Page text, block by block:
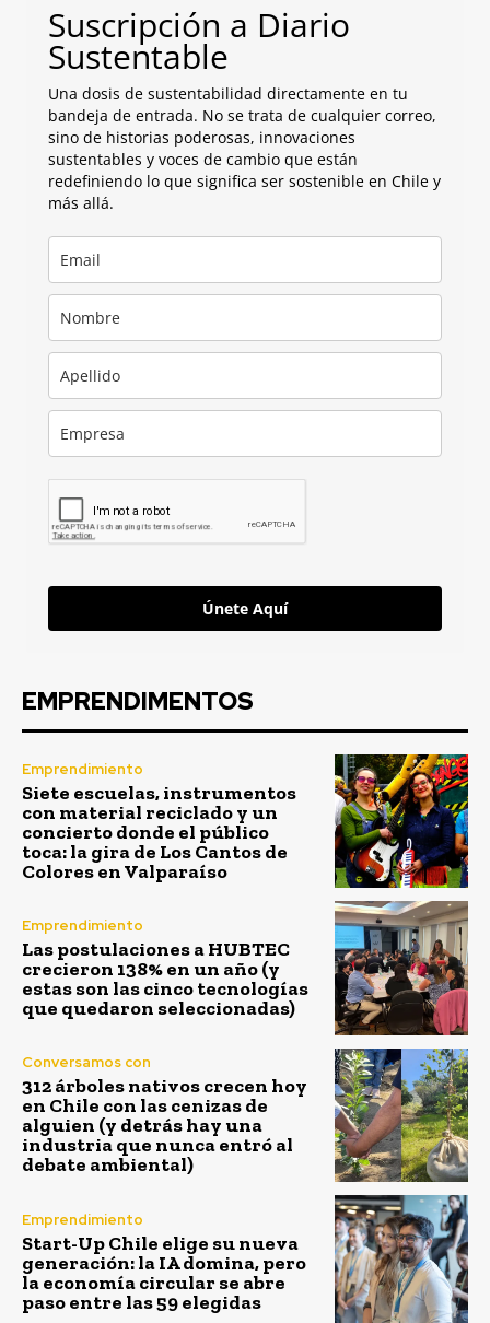
Suscripción a Diario
Sustentable
Una dosis de sustentabilidad directamente en tu
bandeja de entrada. No se trata de cualquier correo,
sino de historias poderosas, innovaciones
sustentables y voces de cambio que están
redefiniendo lo que significa ser sostenible en Chile y
más allá.
Únete Aquí
EMPRENDIMENTOS
Emprendimiento
Siete escuelas, instrumentos
con material reciclado y un
concierto donde el público
toca: la gira de Los Cantos de
Colores en Valparaíso
Emprendimiento
Las postulaciones a HUBTEC
crecieron 138% en un año (y
estas son las cinco tecnologías
que quedaron seleccionadas)
Conversamos con
312 árboles nativos crecen hoy
en Chile con las cenizas de
alguien (y detrás hay una
industria que nunca entró al
debate ambiental)
Emprendimiento
Start-Up Chile elige su nueva
generación: la IA domina, pero
la economía circular se abre
paso entre las 59 elegidas